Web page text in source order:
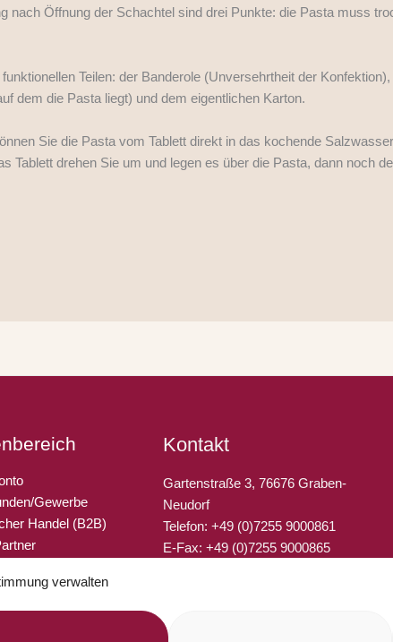
verwalten
nach Öffnung der Schachtel sind drei Punkte: die Pasta muss
Teilen: der Banderole (Unversehrtheit der
dem die Pasta liegt) und dem eigentlichen Karton.
Sie die Pasta vom Tablett direkt in das kochende
Tablett drehen Sie um und legen es über die Pasta, dann noch
Gewerbe
Handel (B2B)
konfektioniert
Kontakt
Gartenstraße 3, 76676 Graben-
Neudorf
Telefon: +49 (0)7255 9000861
E-Fax: +49 (0)7255 9000865